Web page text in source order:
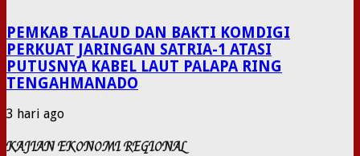
PEMKAB TALAUD DAN BAKTI KOMDIGI
PERKUAT JARINGAN SATRIA-1 ATASI
PUTUSNYA KABEL LAUT PALAPA RING
TENGAHMANADO
3 hari ago
KAJIAN EKONOMI REGIONAL